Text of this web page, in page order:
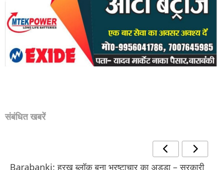
संबंधित खबरें
Barabanki: हरख ब्लॉक बना भ्रष्टाचार का अड्डा – सरकारी